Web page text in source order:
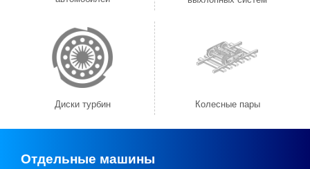
Диски турбин Колесные пары
Отдельные машины